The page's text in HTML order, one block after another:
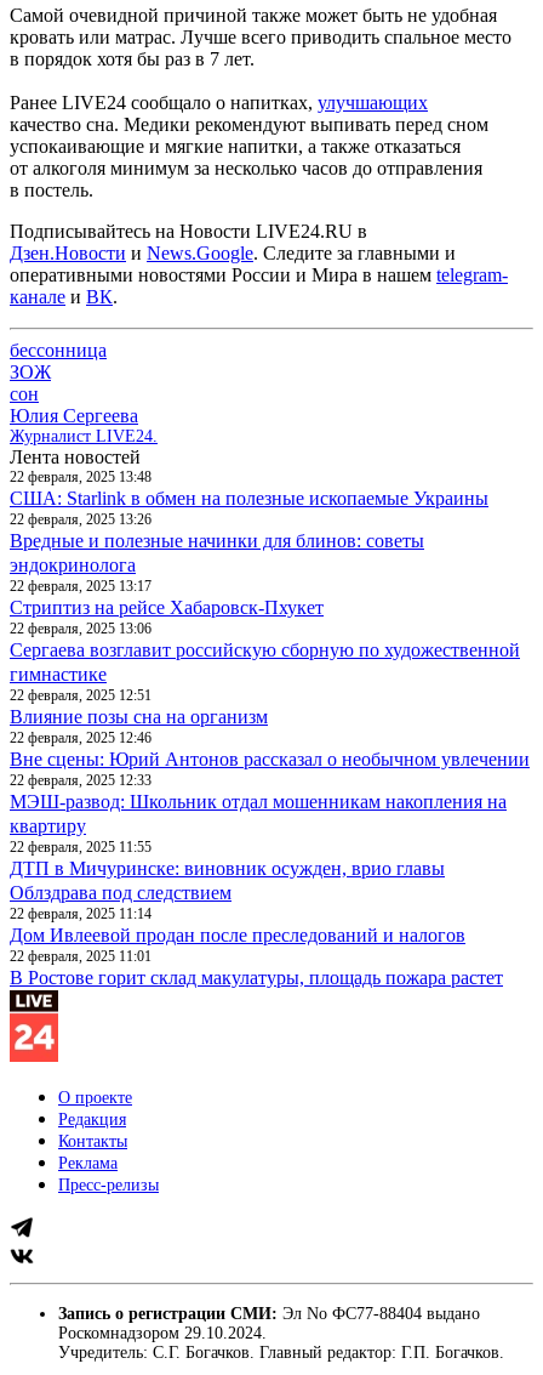
Самой очевидной причиной также может быть не удобная
кровать или матрас. Лучше всего приводить спальное место
в порядок хотя бы раз в 7 лет.
Ранее LIVE24 сообщало о напитках, улучшающих
качество сна. Медики рекомендуют выпивать перед сном
успокаивающие и мягкие напитки, а также отказаться
от алкоголя минимум за несколько часов до отправления
в постель.
Подписывайтесь на Новости LIVE24.RU в
Дзен.Новости и News.Google. Следите за главными и
оперативными новостями России и Мира в нашем telegram-
канале и ВК.
бессонница
ЗОЖ
сон
Юлия Сергеева
Журналист LIVE24.
Лента новостей
22 февраля, 2025 13:48
США: Starlink в обмен на полезные ископаемые Украины
22 февраля, 2025 13:26
Вредные и полезные начинки для блинов: советы
эндокринолога
22 февраля, 2025 13:17
Стриптиз на рейсе Хабаровск-Пхукет
22 февраля, 2025 13:06
Сергаева возглавит российскую сборную по художественной
гимнастике
22 февраля, 2025 12:51
Влияние позы сна на организм
22 февраля, 2025 12:46
Вне сцены: Юрий Антонов рассказал о необычном увлечении
22 февраля, 2025 12:33
МЭШ-развод: Школьник отдал мошенникам накопления на
квартиру
22 февраля, 2025 11:55
ДТП в Мичуринске: виновник осужден, врио главы
Облздрава под следствием
22 февраля, 2025 11:14
Дом Ивлеевой продан после преследований и налогов
22 февраля, 2025 11:01
В Ростове горит склад макулатуры, площадь пожара растет
О проекте
Редакция
Контакты
Реклама
Пресс-релизы
Запись о регистрации СМИ: Эл No ФС77-88404 выдано
Роскомнадзором 29.10.2024.
Учредитель: С.Г. Богачков. Главный редактор: Г.П. Богачков.